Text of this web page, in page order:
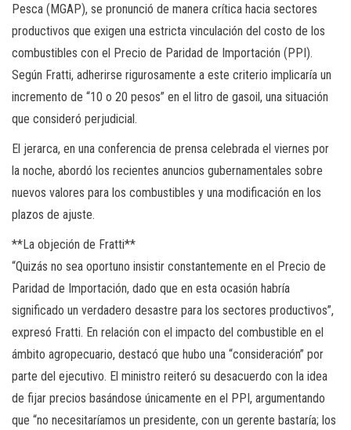
Pesca (MGAP), se pronunció de manera crítica hacia sectores
productivos que exigen una estricta vinculación del costo de los
combustibles con el Precio de Paridad de Importación (PPI).
Según Fratti, adherirse rigurosamente a este criterio implicaría un
incremento de “10 o 20 pesos” en el litro de gasoil, una situación
que consideró perjudicial.
El jerarca, en una conferencia de prensa celebrada el viernes por
la noche, abordó los recientes anuncios gubernamentales sobre
nuevos valores para los combustibles y una modificación en los
plazos de ajuste.
**La objeción de Fratti**
“Quizás no sea oportuno insistir constantemente en el Precio de
Paridad de Importación, dado que en esta ocasión habría
significado un verdadero desastre para los sectores productivos”,
expresó Fratti. En relación con el impacto del combustible en el
ámbito agropecuario, destacó que hubo una “consideración” por
parte del ejecutivo. El ministro reiteró su desacuerdo con la idea
de fijar precios basándose únicamente en el PPI, argumentando
que “no necesitaríamos un presidente, con un gerente bastaría; los